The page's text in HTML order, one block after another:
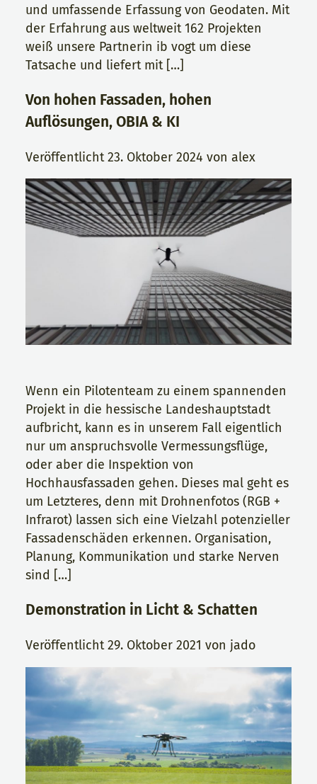
und umfassende Erfassung von Geodaten. Mit
der Erfahrung aus weltweit 162 Projekten
weiß unsere Partnerin ib vogt um diese
Tatsache und liefert mit […]
Von hohen Fassaden, hohen
Auflösungen, OBIA & KI
Veröffentlicht23. Oktober 2024 von alex
Wenn ein Pilotenteam zu einem spannenden
Projekt in die hessische Landeshauptstadt
aufbricht, kann es in unserem Fall eigentlich
nur um anspruchsvolle Vermessungsflüge,
oder aber die Inspektion von
Hochhausfassaden gehen. Dieses mal geht es
um Letzteres, denn mit Drohnenfotos (RGB +
Infrarot) lassen sich eine Vielzahl potenzieller
Fassadenschäden erkennen. Organisation,
Planung, Kommunikation und starke Nerven
sind […]
Demonstration in Licht & Schatten
Veröffentlicht29. Oktober 2021 von jado